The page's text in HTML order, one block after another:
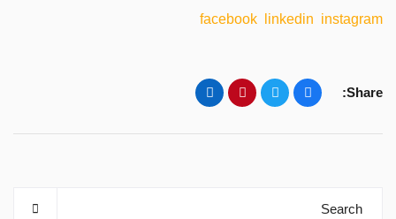
facebook linkedin instagram
Share: